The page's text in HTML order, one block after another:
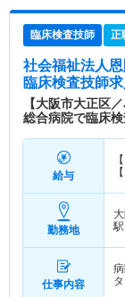
臨床検査技師 正
社会福祉法人
臨床検査技師
【大阪市大正区
総合病院で臨床
給与
勤務地
仕事内容
病